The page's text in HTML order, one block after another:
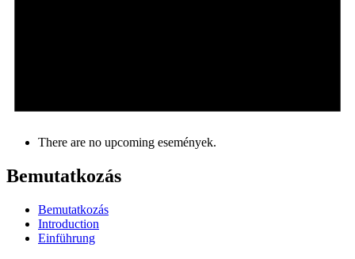
There are no upcoming események.
Bemutatkozás
Bemutatkozás
Introduction
Einführung